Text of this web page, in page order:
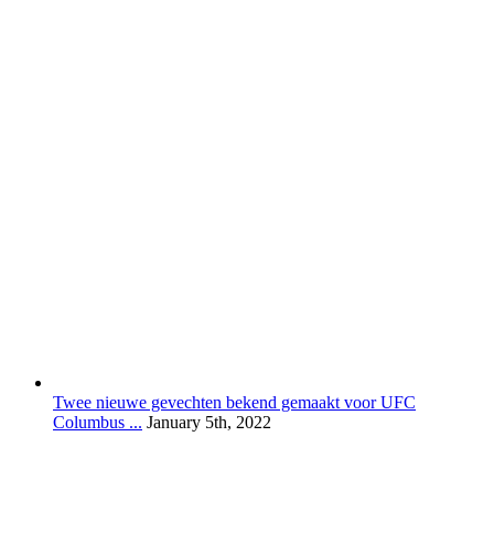
Twee nieuwe gevechten bekend gemaakt voor UFC
Columbus ... January 5th, 2022